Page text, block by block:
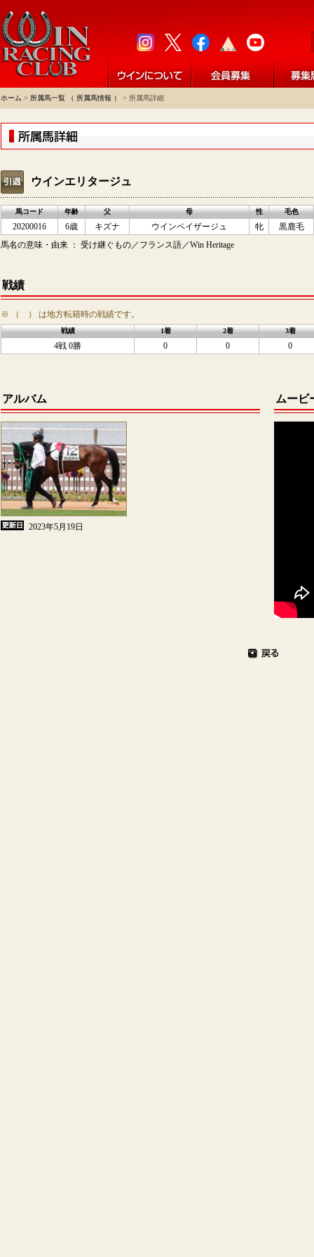
ホーム > 所属馬一覧 （ 所属馬情報 ） > 所属馬詳細
ウインエリタージュ
馬コード 年齢 父 母 性 毛色
20200016 6歳 キズナ ウインペイザージュ 牝
黒鹿毛
馬名の意味・由来 ： 受け継ぐもの／フランス語／Win Heritage
戦績
※ （ ） は地方転籍時の戦績です。
戦績 1着 2着 3着
4戦 0勝 0 0 0
アルバム
2023年5月19日
ムービ